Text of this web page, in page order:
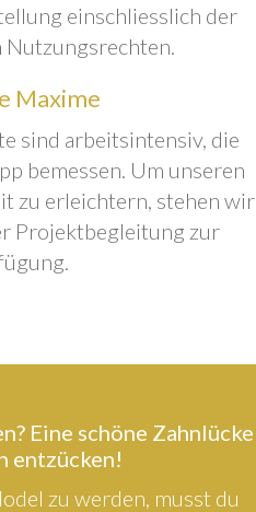
einschliesslich der
Nutzungsrechten.
Maxime
sind arbeitsintensiv, die
bemessen. Um unseren
zu erleichtern, stehen wir
Projektbegleitung zur
Eine schöne Zahnlücke
entzücken!
zu werden, musst du